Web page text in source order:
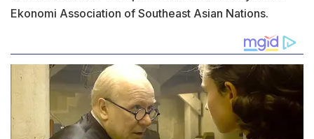
Ekonomi Association of Southeast Asian Nations.